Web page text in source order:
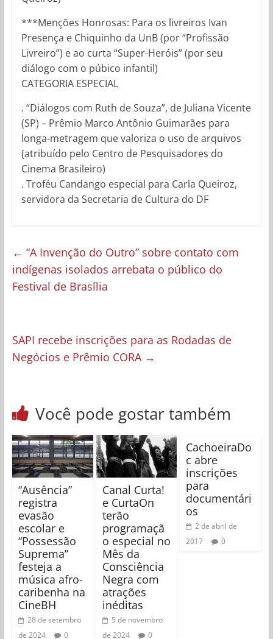
***Menções Honrosas: Para os livreiros Ivan
Presença e Chiquinho da UnB (por “Profissão
Livreiro”) e ao curta “Super-Heróis” (por seu
diálogo com o púbico infantil)
CATEGORIA ESPECIAL
. “Diálogos com Ruth de Souza”, de Juliana Vicente
(SP) – Prêmio Marco Antônio Guimarães para
longa-metragem que valoriza o uso de arquivos
(atribuído pelo Centro de Pesquisadores do
Cinema Brasileiro)
. Troféu Candango especial para Carla Queiroz,
servidora da Secretaria de Cultura do DF
← “A Invenção do Outro” sobre contato com
indígenas isolados arrebata o público do
Festival de Brasília
SAPI recebe inscrições para as Rodadas de
Negócios e Prêmio CORA →
Você pode gostar também
“Ausência”
registra
evasão
escolar e
“Possessão
Suprema”
festeja a
música afro-
caribenha na
CineBH
28 de setembro
de 2024
0
Canal Curta!
e CurtaOn
terão
programaçã
o especial no
Mês da
Consciência
Negra com
atrações
inéditas
5 de novembro
de 2024
0
CachoeiraDo
c abre
inscrições
para
documentári
os
2 de abril de
2017
0